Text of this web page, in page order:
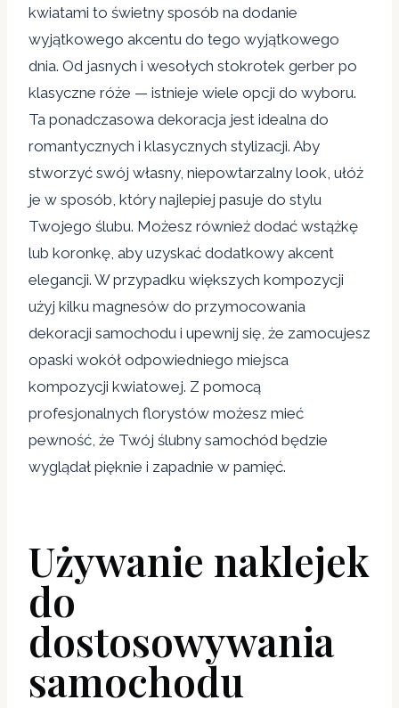
kwiatami to świetny sposób na dodanie
wyjątkowego akcentu do tego wyjątkowego
dnia. Od jasnych i wesołych stokrotek gerber po
klasyczne róże — istnieje wiele opcji do wyboru.
Ta ponadczasowa dekoracja jest idealna do
romantycznych i klasycznych stylizacji. Aby
stworzyć swój własny, niepowtarzalny look, ułóż
je w sposób, który najlepiej pasuje do stylu
Twojego ślubu. Możesz również dodać wstążkę
lub koronkę, aby uzyskać dodatkowy akcent
elegancji. W przypadku większych kompozycji
użyj kilku magnesów do przymocowania
dekoracji samochodu i upewnij się, że zamocujesz
opaski wokół odpowiedniego miejsca
kompozycji kwiatowej. Z pomocą
profesjonalnych florystów możesz mieć
pewność, że Twój ślubny samochód będzie
wyglądał pięknie i zapadnie w pamięć.
Używanie naklejek
do
dostosowywania
samochodu